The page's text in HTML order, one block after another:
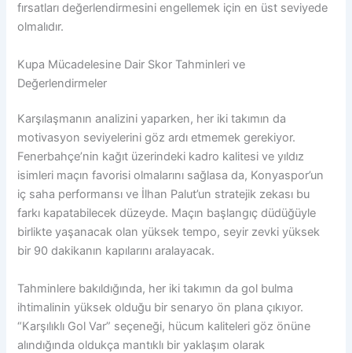
fırsatları değerlendirmesini engellemek için en üst seviyede
olmalıdır.
Kupa Mücadelesine Dair Skor Tahminleri ve
Değerlendirmeler
Karşılaşmanın analizini yaparken, her iki takımın da
motivasyon seviyelerini göz ardı etmemek gerekiyor.
Fenerbahçe’nin kağıt üzerindeki kadro kalitesi ve yıldız
isimleri maçın favorisi olmalarını sağlasa da, Konyaspor’un
iç saha performansı ve İlhan Palut’un stratejik zekası bu
farkı kapatabilecek düzeyde. Maçın başlangıç düdüğüyle
birlikte yaşanacak olan yüksek tempo, seyir zevki yüksek
bir 90 dakikanın kapılarını aralayacak.
Tahminlere bakıldığında, her iki takımın da gol bulma
ihtimalinin yüksek olduğu bir senaryo ön plana çıkıyor.
“Karşılıklı Gol Var” seçeneği, hücum kaliteleri göz önüne
alındığında oldukça mantıklı bir yaklaşım olarak